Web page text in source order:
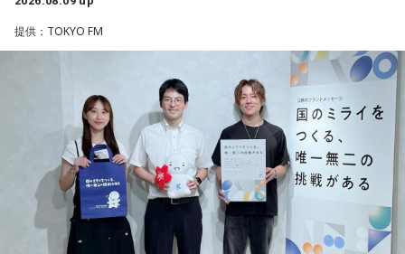
男性との繋がりが日常になっていた今年の3月末に、男性から
朝イチに職場で話を聞くと、彼は20年近く交際している彼女
がいて、入籍すると言われました。突然すぎてビックリし
て、その場はおめでとうございますと伝えましたが、時間が
経つにつれ、喪失感や絶望感、彼からの裏切りのような気持
ちがわきあがり、仕事中に男性を呼び出し、私や彼女に不誠
実ではないかと責めました。今後、プライベートな話はしな
いと告げ、今は仕事上の話しかしておらず、職場の雰囲気は
悪くなり、お互い、居心地が悪くなっています。
私は仕事上でも、プライベートでも、その男性を信頼してい
提供：TOKYO FM